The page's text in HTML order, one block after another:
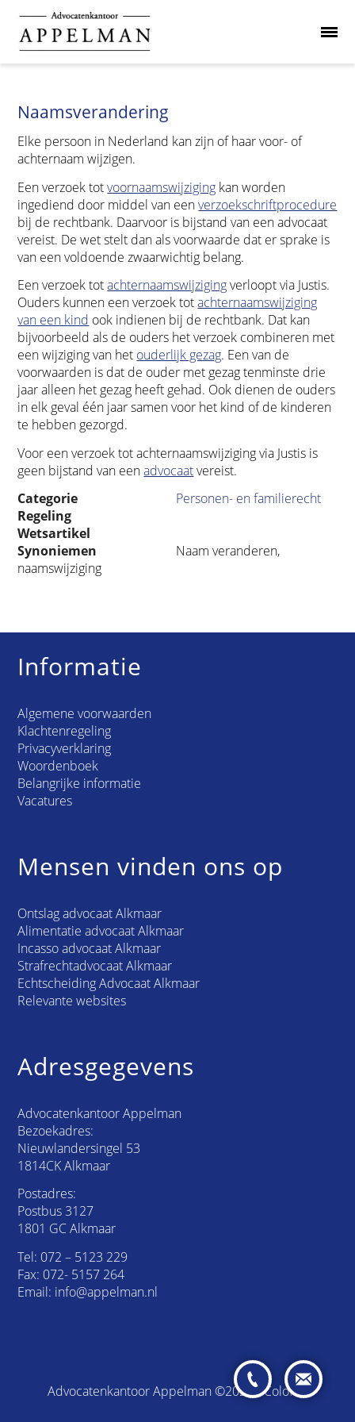
Naamsverandering
Elke persoon in Nederland kan zijn of haar voor- of
achternaam wijzigen.
Een verzoek totvoornaamswijziging kan worden
ingediend door middel van eenverzoekschriftprocedure
bij de rechtbank. Daarvoor is bijstand van een advocaat
vereist. De wet stelt dan als voorwaarde dat er sprake is
van een voldoende zwaarwichtig belang.
Een verzoek totachternaamswijzigingverloopt via Justis.
Ouders kunnen een verzoek totachternaamswijziging
van een kind ook indienen bij de rechtbank. Dat kan
bijvoorbeeld als de ouders het verzoek combineren met
een wijziging van het ouderlijk gezag. Een van de
voorwaarden is dat de ouder met gezag tenminste drie
jaar alleen het gezag heeft gehad. Ook dienen de ouders
in elk geval één jaar samen voor het kind of de kinderen
te hebben gezorgd.
Voor een verzoek tot achternaamswijziging via Justis is
geen bijstand van eenadvocaatvereist.
Categorie
Personen- en familierecht
Regeling
Wetsartikel
Synoniemen
Naam veranderen,
naamswijziging
Informatie
Algemene voorwaarden
Klachtenregeling
Privacyverklaring
Woordenboek
Belangrijke informatie
Vacatures
Mensen vinden ons op
Ontslag advocaat Alkmaar
Alimentatie advocaat Alkmaar
Incasso advocaat Alkmaar
Strafrechtadvocaat Alkmaar
Echtscheiding Advocaat Alkmaar
Relevante websites
Adresgegevens
Advocatenkantoor Appelman
Bezoekadres:
Nieuwlandersingel 53
1814CK Alkmaar
Postadres:
Postbus 3127
1801 GC Alkmaar
Tel: 072 – 5123 229
Fax: 072- 5157 264
Email: info@appelman.nl
Advocatenkantoor Appelman ©2026 /Colofon